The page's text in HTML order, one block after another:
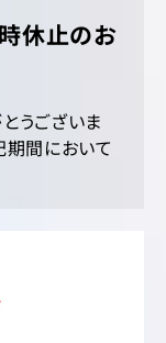
休止のお
うございま
期間において